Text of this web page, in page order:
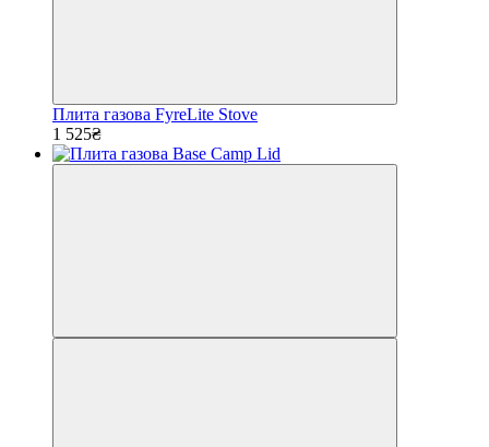
Плита газова FyreLite Stove
1 525₴